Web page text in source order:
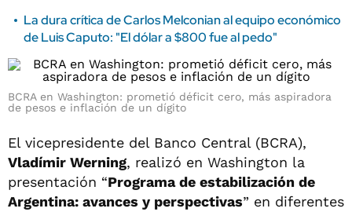
La dura crítica de Carlos Melconian al equipo económico
de Luis Caputo: "El dólar a $800 fue al pedo"
BCRA en Washington: prometió déficit cero, más aspiradora
de pesos e inflación de un dígito
El vicepresidente del Banco Central (BCRA),
Vladímir Werning, realizó en Washington la
presentación “Programa de estabilización de
Argentina: avances y perspectivas” en diferentes